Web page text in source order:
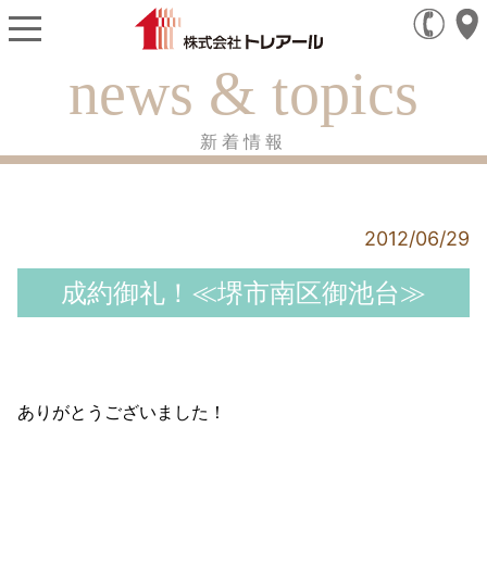
news & topics
新着情報
2012/06/29
成約御礼！≪堺市南区御池台≫
ありがとうございました！